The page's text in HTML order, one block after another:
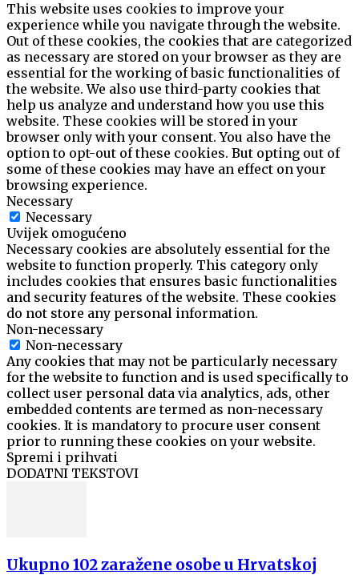
This website uses cookies to improve your
experience while you navigate through the website.
Out of these cookies, the cookies that are categorized
as necessary are stored on your browser as they are
essential for the working of basic functionalities of
the website. We also use third-party cookies that
help us analyze and understand how you use this
website. These cookies will be stored in your
browser only with your consent. You also have the
option to opt-out of these cookies. But opting out of
some of these cookies may have an effect on your
browsing experience.
Necessary
Necessary
Uvijek omogućeno
Necessary cookies are absolutely essential for the
website to function properly. This category only
includes cookies that ensures basic functionalities
and security features of the website. These cookies
do not store any personal information.
Non-necessary
Non-necessary
Any cookies that may not be particularly necessary
for the website to function and is used specifically to
collect user personal data via analytics, ads, other
embedded contents are termed as non-necessary
cookies. It is mandatory to procure user consent
prior to running these cookies on your website.
Spremi i prihvati
DODATNI TEKSTOVI
Ukupno 102 zaražene osobe u Hrvatskoj